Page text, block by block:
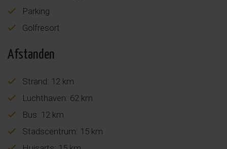
Parking
Golfresort
Afstanden
Strand: 12 km
Luchthaven: 62 km
Bus: 12 km
Stadscentrum: 15 km